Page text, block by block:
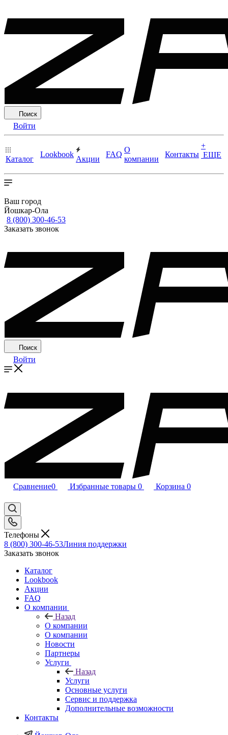
Поиск
Войти
Каталог
Lookbook
Акции
FAQ
О
компании
Контакты
+
ЕЩЕ
Ваш город
Йошкар-Ола
8 (800) 300-46-53
Заказать звонок
Поиск
Войти
Сравнение0 Избранные товары 0 Корзина 0
Телефоны
8 (800) 300-46-53Линия поддержки
Заказать звонок
Каталог
Lookbook
Акции
FAQ
О компании
Назад
О компании
О компании
Новости
Партнеры
Услуги
Назад
Услуги
Основные услуги
Сервис и поддержка
Дополнительные возможности
Контакты